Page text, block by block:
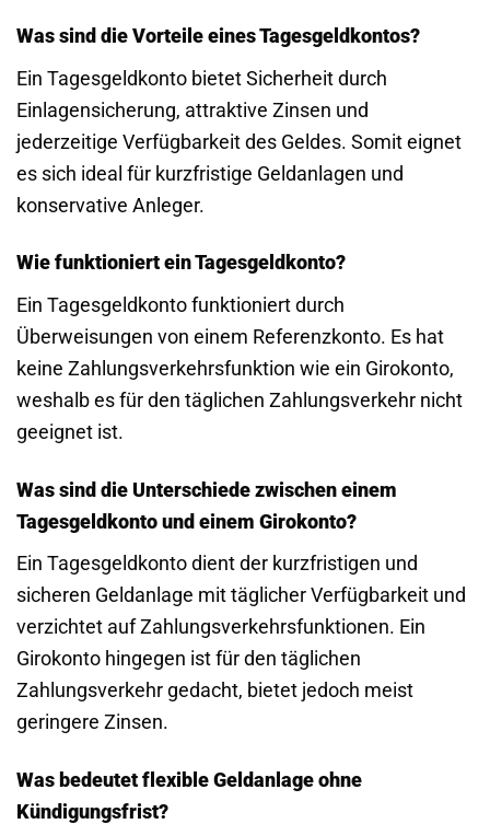
Was sind die Vorteile eines Tagesgeldkontos?
Ein Tagesgeldkonto bietet Sicherheit durch
Einlagensicherung, attraktive Zinsen und
jederzeitige Verfügbarkeit des Geldes. Somit eignet
es sich ideal für kurzfristige Geldanlagen und
konservative Anleger.
Wie funktioniert ein Tagesgeldkonto?
Ein Tagesgeldkonto funktioniert durch
Überweisungen von einem Referenzkonto. Es hat
keine Zahlungsverkehrsfunktion wie ein Girokonto,
weshalb es für den täglichen Zahlungsverkehr nicht
geeignet ist.
Was sind die Unterschiede zwischen einem
Tagesgeldkonto und einem Girokonto?
Ein Tagesgeldkonto dient der kurzfristigen und
sicheren Geldanlage mit täglicher Verfügbarkeit und
verzichtet auf Zahlungsverkehrsfunktionen. Ein
Girokonto hingegen ist für den täglichen
Zahlungsverkehr gedacht, bietet jedoch meist
geringere Zinsen.
Was bedeutet flexible Geldanlage ohne
Kündigungsfrist?